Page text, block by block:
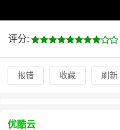
评分:
报错 收藏 刷新
优酷云